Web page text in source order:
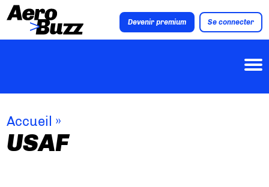
Devenir premium Se connecter
Accueil »
USAF